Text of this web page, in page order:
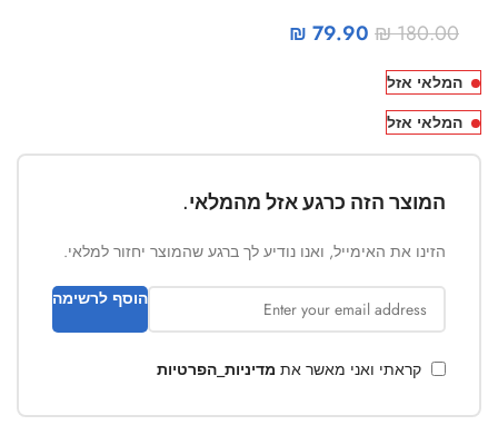
₪180.00
₪ 79.90
המלאי אזל
המלאי אזל
המוצר הזה כרגע אזל מהמלאי.
הזינו את האימייל, ואנו נודיע לך ברגע שהמוצר יחזור למלאי.
הוסף לרשימה
קראתי ואני מאשר את מדיניות_הפרטיות